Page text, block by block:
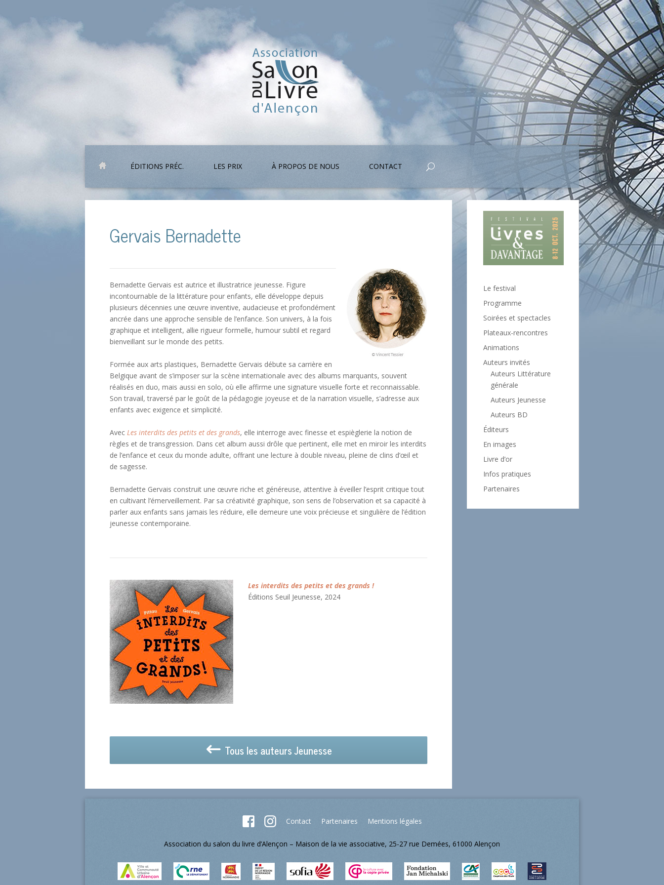
ÉDITIONS PRÉC. LES PRIX À PROPOS DE NOUS CONTACT
Gervais Bernadette
Bernadette Gervais est autrice et illustratrice jeunesse. Figure
incontournable de la littérature pour enfants, elle développe depuis
plusieurs décennies une œuvre inventive, audacieuse et profondément
ancrée dans une approche sensible de l’enfance. Son univers, à la fois
graphique et intelligent, allie rigueur formelle, humour subtil et regard
bienveillant sur le monde des petits.
Formée aux arts plastiques, Bernadette Gervais débute sa carrière en
Belgique avant de s’imposer sur la scène internationale avec des albums marquants, souvent
réalisés en duo, mais aussi en solo, où elle affirme une signature visuelle forte et reconnaissable.
Son travail, traversé par le goût de la pédagogie joyeuse et de la narration visuelle, s’adresse aux
enfants avec exigence et simplicité.
Avec Les interdits des petits et des grands, elle interroge avec finesse et espièglerie la notion de
règles et de transgression. Dans cet album aussi drôle que pertinent, elle met en miroir les interdits
de l’enfance et ceux du monde adulte, offrant une lecture à double niveau, pleine de clins d’œil et
de sagesse.
Bernadette Gervais construit une œuvre riche et généreuse, attentive à éveiller l’esprit critique tout
en cultivant l’émerveillement. Par sa créativité graphique, son sens de l’observation et sa capacité à
parler aux enfants sans jamais les réduire, elle demeure une voix précieuse et singulière de l’édition
jeunesse contemporaine.
Les interdits des petits et des grands !
Éditions Seuil Jeunesse, 2024
Tous les auteurs Jeunesse
Le festival
Programme
Soirées et spectacles
Plateaux-rencontres
Animations
Auteurs invités
Auteurs Littérature
générale
Auteurs Jeunesse
Auteurs BD
Éditeurs
En images
Livre d’or
Infos pratiques
Partenaires
Contact Partenaires Mentions légales
Association du salon du livre d’Alençon – Maison de la vie associative, 25-27 rue Demées, 61000 Alençon